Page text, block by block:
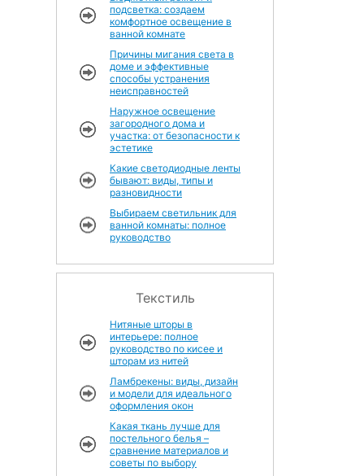
подсветка: создаем
комфортное освещение в
ванной комнате
Причины мигания света в
доме и эффективные
способы устранения
неисправностей
Наружное освещение
загородного дома и
участка: от безопасности к
эстетике
Какие светодиодные ленты
бывают: виды, типы и
разновидности
Выбираем светильник для
ванной комнаты: полное
руководство
Текстиль
Нитяные шторы в
интерьере: полное
руководство по кисее и
шторам из нитей
Ламбрекены: виды, дизайн
и модели для идеального
оформления окон
Какая ткань лучше для
постельного белья –
сравнение материалов и
советы по выбору